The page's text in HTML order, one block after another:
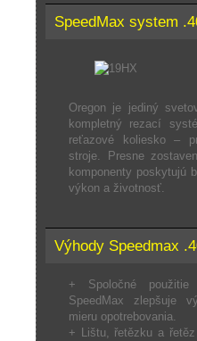
SpeedMax system
Oregon je jediný
kompletný rezací
reťazové koliesko –
stroje. Presne
komponenty poskytujú
výkon a životnosť.
Výhody Speedmax
+ Spoločné použitie
SpeedMax zlepšuje
mieru opotrebovania.
+ Lištu, řetězku a